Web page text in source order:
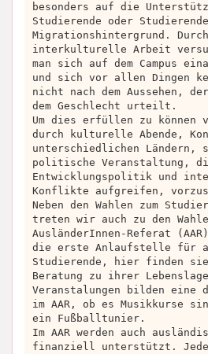
besonders auf die
Studierende oder
Migrationshintergrund.
interkulturelle Arbeit
man sich auf dem Campus
und sich vor allen Dingen
nicht nach dem Aussehen,
dem Geschlecht urteilt.
Um dies erfüllen zu können
durch kulturelle Abende,
unterschiedlichen Ländern,
politische Veranstaltung,
Entwicklungspolitik und
Konflikte aufgreifen,
Neben den Wahlen zum
treten wir auch zu den
AusländerInnen-Referat
die erste Anlaufstelle für
Studierende, hier finden sie
Beratung zu ihrer
Veranstalungen bilden eine
im AAR, ob es Musikkurse
ein Fußballtunier.
Im AAR werden auch
finanziell unterstützt.